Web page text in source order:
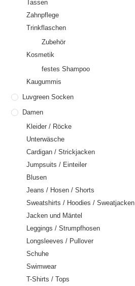
Tassen
Zahnpflege
Trinkflaschen
Zubehör
Kosmetik
festes Shampoo
Kaugummis
Luvgreen Socken
Damen
Kleider / Röcke
Unterwäsche
Cardigan / Strickjacken
Jumpsuits / Einteiler
Blusen
Jeans / Hosen / Shorts
Sweatshirts / Hoodies / Sweatjacken
Jacken und Mäntel
Leggings / Strumpfhosen
Longsleeves / Pullover
Schuhe
Swimwear
T-Shirts / Tops